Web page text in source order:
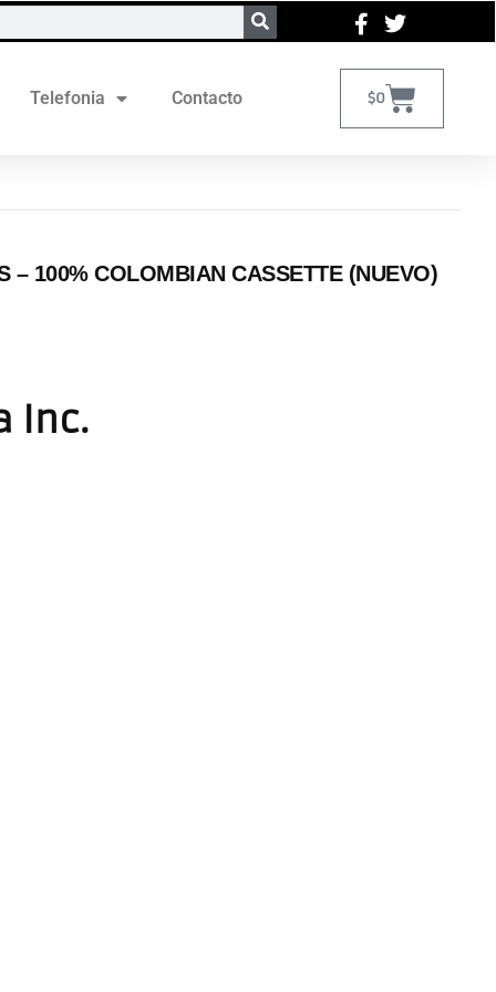
Telefonia Contacto $0
‎– 100% COLOMBIAN CASSETTE (NUEVO)
Inc.